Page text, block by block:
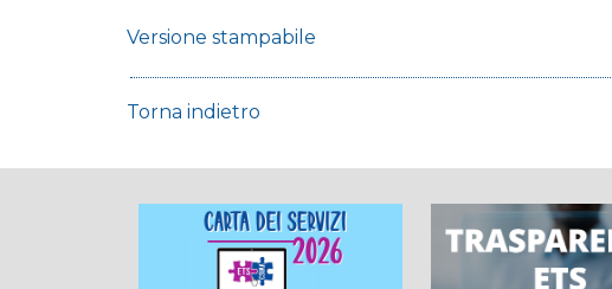
Versione stampabile
Torna indietro